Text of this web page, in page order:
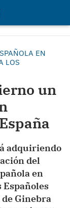
EN
LOS
un
adquiriendo
del
en
Españoles
Ginebra